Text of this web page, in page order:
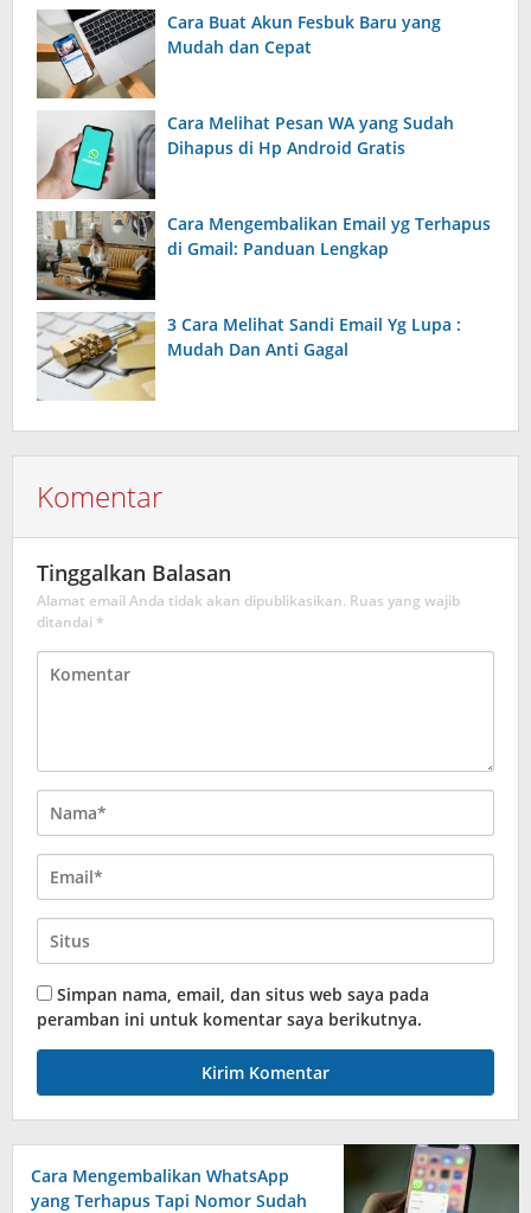
Cara Buat Akun Fesbuk Baru yang
Mudah dan Cepat
Cara Melihat Pesan WA yang Sudah
Dihapus di Hp Android Gratis
Cara Mengembalikan Email yg Terhapus
di Gmail: Panduan Lengkap
3 Cara Melihat Sandi Email Yg Lupa :
Mudah Dan Anti Gagal
Komentar
Tinggalkan Balasan
Alamat email Anda tidak akan dipublikasikan. Ruas yang wajib
ditandai *
Simpan nama, email, dan situs web saya pada
peramban ini untuk komentar saya berikutnya.
Cara Mengembalikan WhatsApp
yang Terhapus Tapi Nomor Sudah